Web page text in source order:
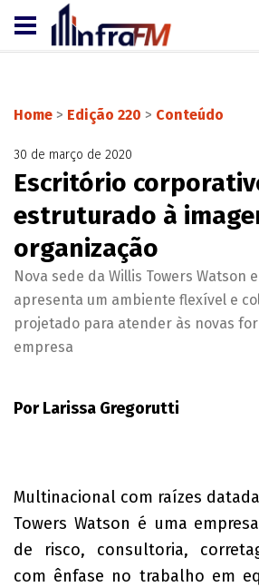
Home > Edição 220 > Conteúdo
30 de março de 2020
Escritório
estruturado à
organização
Nova sede da Willis Towers Watson
apresenta um ambiente flexível e
projetado para atender às novas
empresa
Por Larissa Gregorutti
Multinacional com raízes
Towers Watson é uma
de risco, consultoria,
com ênfase no trabalho em